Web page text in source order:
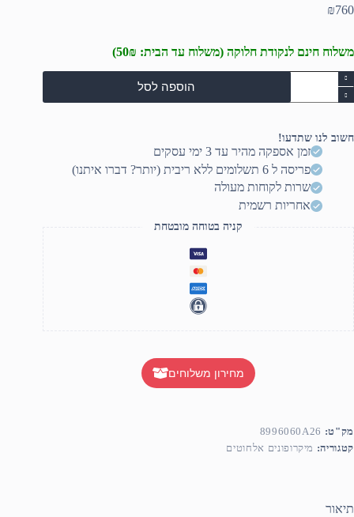
₪760
משלוח חינם לנקודת חלוקה (משלוח עד הבית: 50₪)
כמות
של
זוג
-
הוספה לסל
חשוב לנו שתדעו!
זמן אספקה מהיר עד 3 ימי עסקים
פריסה ל 6 תשלומים ללא ריבית (יותר? דברו איתנו)
שרות לקוחות מעולה
אחריות רשמית
קניה בטוחה מובטחת
מחירון משלוחים
מק"ט: 8996060A26
קטגוריה: מיקרופונים אלחוטים
תיאור